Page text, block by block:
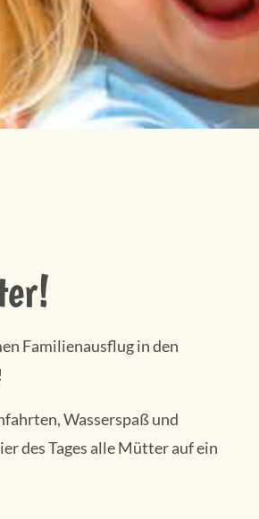
Familienausflug in den
Wasserspaß und
des Tages alle Mütter auf ein